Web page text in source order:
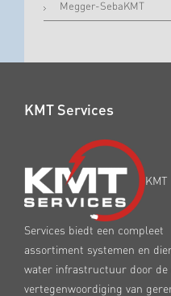
Megger-SebaKMT
KMT Services
KMT
Services biedt een compleet
assortiment systemen en
water infrastructuur door de
vertegenwoordiging van